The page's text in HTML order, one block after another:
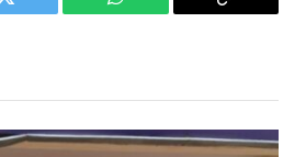
Twitter WhatsApp
Copy